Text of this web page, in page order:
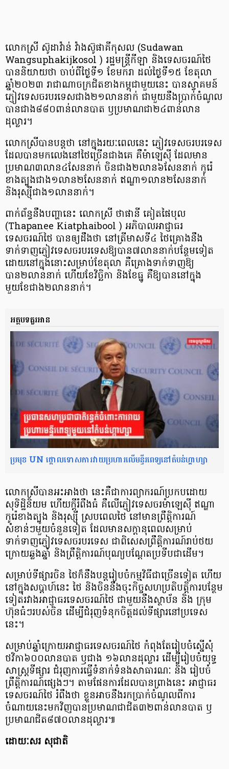
លោកស្រី ស៊ូដាវ៉ាន់ វ៉ាងស៊ូផាគីកុសល (Sudawan
Wangsuphakijkosol ) រដ្ឋមន្ត្រីកីឡា និងទេសចរណ៍ថៃ
បាននិយាយថា ចាប់ពីថ្ងៃទី១ ខែមករា ដល់ថ្ងៃទី១៥ ខែតុលា
ឆ្នាំ២០២៣ រាជាណាចក្រជិតខាងកម្ពុជាមួយនេះ បានស្វាគមន៍
ភ្ញៀវទេសចរបរទេសជាង២១លាននាក់ ជាមួយនឹងប្រាក់ចំណូល
បានជាង៨៨០ពាន់លានបាត ឫប្រមាណជា២៤ពាន់លាន
ដុល្លារ។
លោកស្រីបានបន្តថា នៅក្នុងរយៈពេលនេះ ភ្ញៀវទេសចរបរទេស
ដែលបានមកលេងនៅថៃច្រើនជាងគេ គឺម៉ាឡេស៊ី ដែលមាន
ប្រមាណ៣លាន៤សែននាក់ ចិនជាង២លាន៦សែននាក់ កូរ៉េ
ខាងត្បូងជាង១លាន២សែននាក់ ឥណ្ឌា១លាន២សែននាក់
និងរុស្ស៊ីជាង១លាននាក់។
ពាក់ព័ន្ធនឹងបញ្ហានេះ លោកស្រី ថាផានី គៀតផៃបុល
(Thapanee Kiatphaibool ) អភិបាលអាជ្ញាធរ
ទេសចរណ៍ថៃ បានឲ្យដឹងថា នៅត្រីមាសទី៤ ថៃគ្រោងនឹង
ទាក់ទាញភ្ញៀវទេសចរបរទេសឱ្យបាន៧លាននាក់បន្ថែមទៀត
ដោយនៅក្នុងនោះសម្រាប់ខែតុលា គឺគ្រោងទាក់ទាញឱ្យ
បាន២លាននាក់ ហើយខែវិច្ឆិកា និងខែធ្នូ គឺឱ្យបាននៅក្នុង
មួយខែជាង២លាននាក់។
អត្ថបទគួរអាន
ប្រមុខ UN ថ្កោលទោសការវាយប្រហារលើមន្ទីរពេទ្យនៅតំបន់ហ្គាហ្សា
លោកស្រីបានអះអាងថា នេះគឺជាការព្យាករណ៍ប្រកបដោយ
សុទិដ្ឋិនិយម ហើយក្តីរំពឹងធំ គឺលើភ្ញៀវទេសចរម៉ាឡេស៊ី ឥណ្ឌា
កូរ៉េខាងត្បូង និងរុស្ស៊ី ស្របពេលថៃ នៅមានព្រឹត្តិការណ៍
សំខាន់ៗមួយចំនួនទៀត ដែលមានសក្តានុពេលសម្រាប់
ទាក់ទាញភ្ញៀវទេសចរបរទេស ជាពិសេសព្រឹត្តិការណ៍រាប់ថយ
ក្រោយឆ្លងឆ្នាំ និងព្រឹត្តិការណ៍បុណ្យបណ្តែតប្រទីបជាដើម។
សម្រាប់ទីផ្សារចិន ថៃក៏នឹងបន្តរៀបចំកម្មវិធីជាច្រើនទៀត ហើយ
នៅក្នុងសប្តាហ៍នេះ ថៃ និងចិននឹងចុះកិច្ចសហប្រតិបត្តិការបន្ថែម
ទៀតរវាងអាជ្ញាធរទេសចរណ៍ថៃ ជាមួយនឹងស្ថាប័ន និង ក្រុម
ហ៊ុនធំៗរបស់ចិន ដើម្បីជំរុញទំនុកចិត្តដល់ទីផ្សារនៅប្រទេស
នេះ។
សម្រាប់ឆ្នាំក្រោយអាជ្ញាធរទេសចរណ៍ថៃ កំពុងតែរៀបចំស្នើសុំ
ថវិកា៦០០លានបាត ឫជាង ១៦លានដុល្លារ ដើម្បីរៀបចំយុទ្ធ
សាស្រ្តទីផ្សារ ជំរុញការធ្វើទំនាក់ទំនងសាធារណៈ និង រៀបចំ
ព្រឹត្តិការណ៍ផ្សេង​ៗ។ តាមផែនការដែលបានព្រាងនេះ អាជ្ញាធរ
ទេសចរណ៍ថៃ រំពឹងថា ខ្លួនអាចនឹងរកប្រាក់ចំណូលពីការ
ចំណាយនេះមកវិញបានប្រមាណជាជិត៣២ពាន់លានបាត ឫ
ប្រមាណជិត៨៧០លានដុល្លារ៕
ដោយៈសរ សុជាតិ